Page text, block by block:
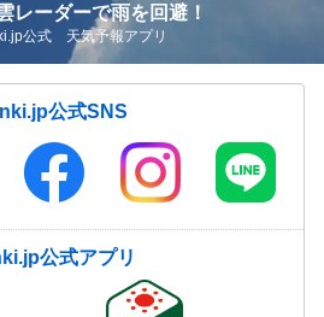
レーダーで雨を回避！
公式 天気予報アプリ
公式SNS
公式アプリ